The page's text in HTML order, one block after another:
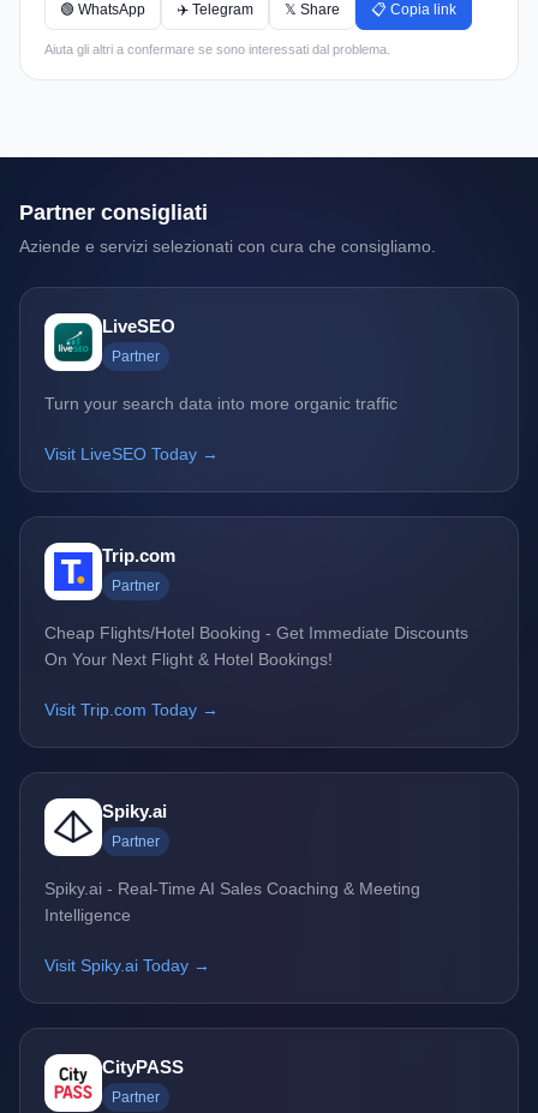
🟢 WhatsApp ✈️ Telegram 𝕏 Share 📋 Copia link
Aiuta gli altri a confermare se sono interessati dal problema.
Partner consigliati
Aziende e servizi selezionati con cura che consigliamo.
LiveSEO
Partner
Turn your search data into more organic traffic
Visit LiveSEO Today →
Trip.com
Partner
Cheap Flights/Hotel Booking - Get Immediate Discounts
On Your Next Flight & Hotel Bookings!
Visit Trip.com Today →
Spiky.ai
Partner
Spiky.ai - Real-Time AI Sales Coaching & Meeting
Intelligence
Visit Spiky.ai Today →
CityPASS
Partner